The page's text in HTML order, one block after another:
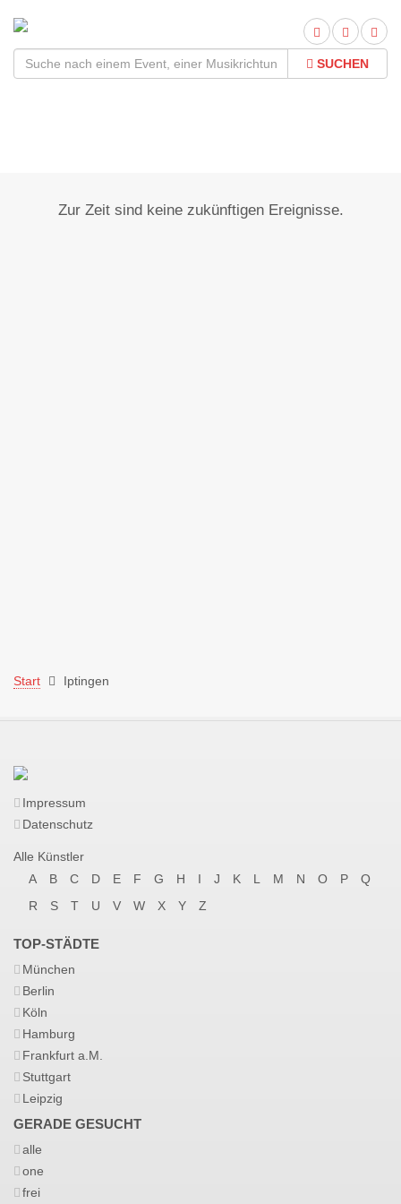
SUCHEN
Zur Zeit sind keine zukünftigen Ereignisse.
Start Iptingen
Impressum
Datenschutz
Alle Künstler
A
B C D E F G H I J K L M N O P
Q
R
S T U V W X Y Z
TOP-STÄDTE
München
Berlin
Köln
Hamburg
Frankfurt a.M.
Stuttgart
Leipzig
GERADE GESUCHT
alle
one
frei